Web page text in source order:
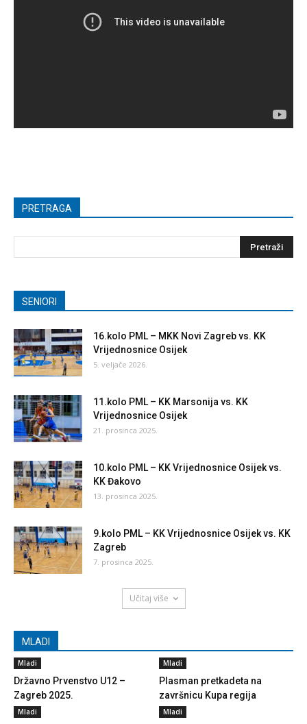
PRETRAGA
SENIORI
16.kolo PML – MKK Novi Zagreb vs. KK
Vrijednosnice Osijek
5. veljače 2026.
11.kolo PML – KK Marsonija vs. KK
Vrijednosnice Osijek
21. prosinca 2025.
10.kolo PML – KK Vrijednosnice Osijek vs.
KK Đakovo
13. prosinca 2025.
9.kolo PML – KK Vrijednosnice Osijek vs. KK
Zagreb
7. prosinca 2025.
Učitaj više
MLADI
Mladi
Državno Prvenstvo U12 –
Zagreb 2025.
Mladi
Plasman pretkadeta na
završnicu Kupa regija
Mladi Mladi